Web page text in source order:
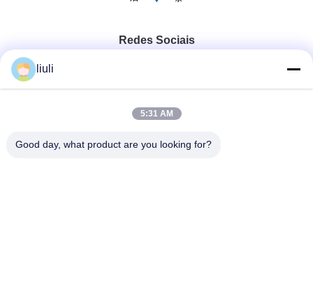
Redes Sociais
86-13823313140
liuli
5:31 AM
Good day, what product are you looking for?